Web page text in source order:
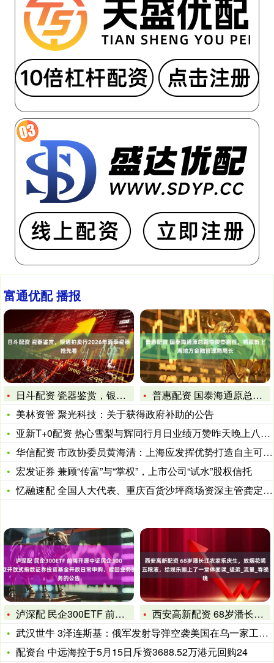
富通优配 播报
日斗配资 瓷器鉴赏，银通拍卖行2026年夏季瓷器抢先看
普惠配资 国泰海通原总裁李俊杰离任，将履新上海地方金融管理局
美林资管 聚光科技：关于获得政府补助的公告
亚新T+0配资 热心雪梨与辉同行月日业绩万赞昨天晚上八点_直
华信配资 市政协委员黄海清：上海应发挥优势打造自主可控的算力
宏发证券 兼顾“传富”与“掌权”，上市公司“试水”股权信托
忆融速配 全国人大代表、重庆百货沙坪商场资深主管龚定玲：以法
泸深配 民企300ETF 前海开源中证民企300交易型开放式
西安高新配资 68岁潘长江农家乐庆生，放烟花喝五粮液，给娱乐
武汉世牛 3泽连斯基：俄军发射导弹空袭美国在乌一家工厂，至少
配资台 中远海控于5月15日斥资3688.52万港元回购24